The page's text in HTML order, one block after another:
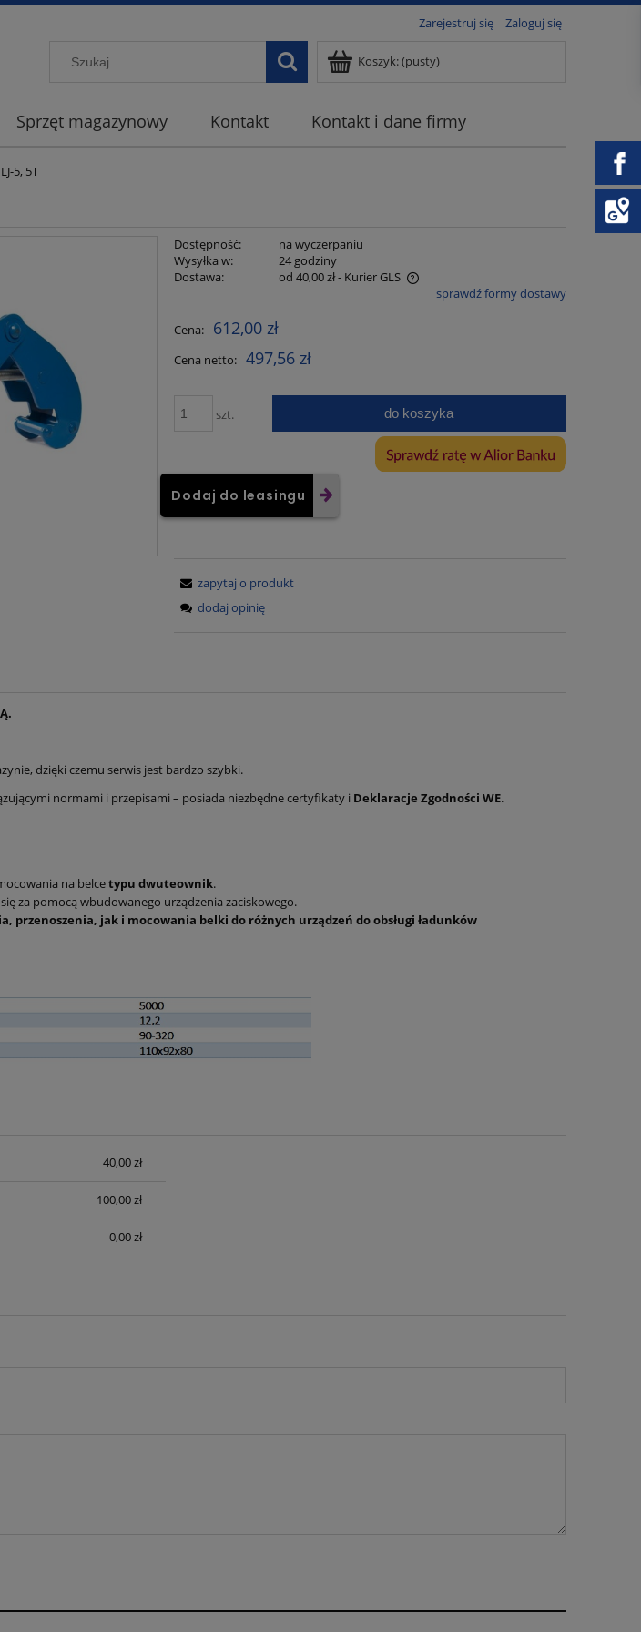
Zarejestruj się Zaloguj się
Koszyk:(pusty)
Sprzęt magazynowy Kontakt Kontakt i dane firmy
5, 5T
Dostępność:
na wyczerpaniu
Wysyłka w:
24 godziny
Dostawa:
od 40,00 zł- Kurier GLS
płatności
sprawdź formy dostawy
Cena: 612,00 zł
Cena netto: 497,56 zł
szt. do koszyka
Dodaj do leasingu
zapytaj o produkt
dodaj opinię
dzięki czemu serwis jest bardzo szybki.
normami i przepisami – posiada niezbędne certyfikaty i Deklaracje Zgodności WE.
na belcetypu dwuteownik.
za pomocą wbudowanego urządzenia zaciskowego.
przenoszenia, jak i mocowania belki do różnych urządzeń do obsługi ładunków
ewentualnych kosztów40,00 zł
100,00 zł
0,00 zł